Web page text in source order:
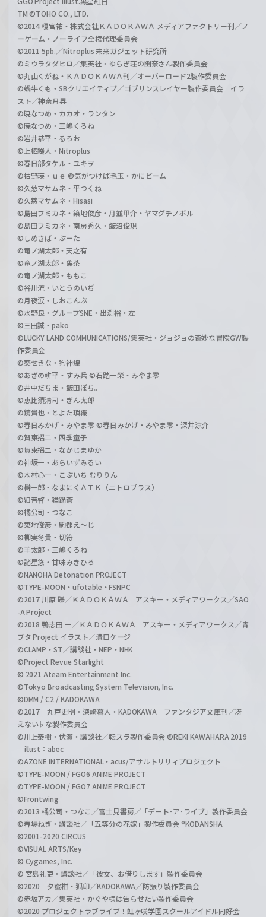
TM ©TOHO CO., LTD.
©2014 榎宮祐・株式会社ＫＡＤＯＫＡＷＡ メディアファクトリー刊／ノ
ーゲーム・ノーライフ全権代理委員会
©2011 5pb.／Nitroplus 未来ガジェット研究所
©ミウラタダヒロ／集英社・ゆらぎ荘の幽奈さん製作委員会
©丸山くがね・ＫＡＤＯＫＡＷＡ刊／オーバーロード2製作委員会
©蝸牛くも・SBクリエイティブ／ゴブリンスレイヤー製作委員会 イラ
スト／神奈月昇
©暁なつめ・カカオ・ランタン
©暁なつめ・三嶋くろね
©岩井恭平・るろお
©上栖綴人・Nitroplus
©春日部タケル・ユキヲ
©枯野瑛・ｕｅ ©気がつけば毛玉・かにビーム
©久慈マサムネ・平つくね
©久慈マサムネ・Hisasi
©島田フミカネ・築地俊彦・月並甲介・ヤマグチノボル
©島田フミカネ・南房秀久・飯沼俊規
©しめさば・ぶーた
©竜ノ湖太郎・天之有
©竜ノ湖太郎・焦茶
©竜ノ湖太郎・ももこ
©谷川流・いとうのいぢ
©月夜涙・しおこんぶ
©水野良・グループSNE・出渕裕・左
©三田誠・pako
©LUCKY LAND COMMUNICATIONS/集英社・ジョジョの奇妙な冒険GW製
作委員会
©葵せきな・狗神煌
©あざの耕平・すみ兵 ©石踏一榮・みやま零
©井中だちま・飯田ぽち。
©恵比須清司・ぎん太郎
©鏡貴也・とよた瑣織
©春日みかげ・みやま零 ©春日みかげ・みやま零・深井涼介
©賀東招二・四季童子
©賀東招二・なかじまゆか
©神坂一・あらいずみるい
©木村心一・こぶいち むりりん
©榊一郎・なまにくＡＴＫ（ニトロプラス）
©細音啓・猫鍋蒼
©橘公司・つなこ
©築地俊彦・駒都え～じ
©柳実冬貴・切符
©羊太郎・三嶋くろね
©諸星悠・甘味みきひろ
©NANOHA Detonation PROJECT
©TYPE-MOON・ufotable・FSNPC
©2017 川原 礫／ＫＡＤＯＫＡＷＡ アスキー・メディアワークス／SAO
-A Project
©2018 鴨志田 一／ＫＡＤＯＫＡＷＡ アスキー・メディアワークス／青
ブタ Project イラスト／溝口ケージ
©CLAMP・ST／講談社・NEP・NHK
©Project Revue Starlight
© 2021 Ateam Entertainment Inc.
©Tokyo Broadcasting System Television, Inc.
©DMM / C2 / KADOKAWA
©2017 丸戸史明・深崎暮人・KADOKAWA ファンタジア文庫刊／冴
えない♭な製作委員会
©川上泰樹・伏瀬・講談社／転スラ製作委員会 ©REKI KAWAHARA 2019
illust：abec
©AZONE INTERNATIONAL・acus/アサルトリリィプロジェクト
©TYPE-MOON / FGO6 ANIME PROJECT
©TYPE-MOON / FGO7 ANIME PROJECT
©Frontwing
©2013 橘公司・つなこ／富士見書房／「デート･ア･ライブ」製作委員会
©春場ねぎ・講談社／「五等分の花嫁」製作委員会 ®KODANSHA
©2001-2020 CIRCUS
©VISUAL ARTS/Key
© Cygames, Inc.
© 宮島礼吏・講談社／「彼女、お借りします」製作委員会
©2020 夕蜜柑・狐印／KADOKAWA／防振り製作委員会
©赤坂アカ／集英社・かぐや様は告らせたい製作委員会
©2020 プロジェクトラブライブ！虹ヶ咲学園スクールアイドル同好会